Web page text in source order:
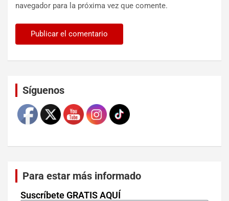
navegador para la próxima vez que comente.
Síguenos
Para estar más informado
Suscríbete GRATIS AQUÍ